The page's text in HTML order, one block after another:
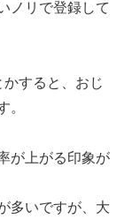
ノリで登録して
すると、おじ
。
が上がる印象が
多いですが、大